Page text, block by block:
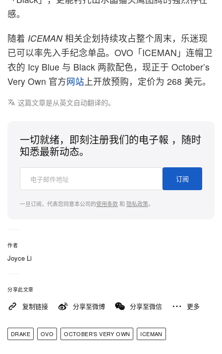
感。
随着 ICEMAN相关企划持续攻占整个周末，乐迷现
已可以率先入手纪念单品。OVO「ICEMAN」连帽卫
衣的 Icy Blue 与 Black 两款配色，现正于 October’s
Very Own 官方网站上开放预购，定价为 268 美元。
这篇文章是从英文自动翻译的。
一切就绪，即刻注册我们的电子報 ，随时
知悉最新动态。
订阅
一旦订阅，代表您同意本公司的使用条款和 隐私政策。
作者
Joyce Li
分享此文章
复制链接 分享至微博 分享至微信 更多
DRAKE OVO OCTOBER’S VERY OWN ICEMAN